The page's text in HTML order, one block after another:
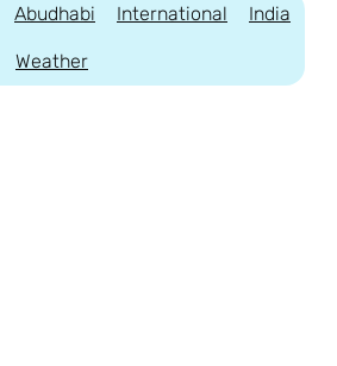
Abudhabi International India
Weather